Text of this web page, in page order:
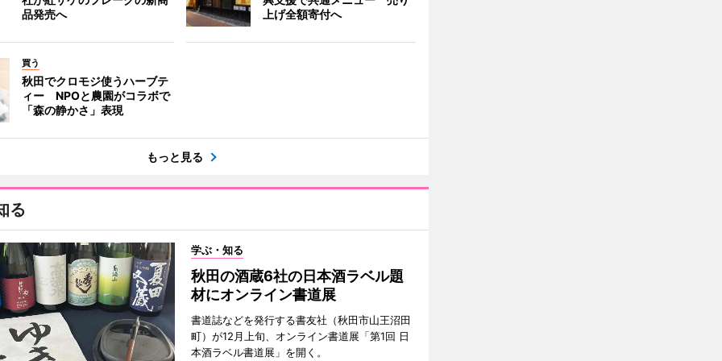
品発売へ
上げ全額寄付へ
買う
秋田でクロモジ使うハーブテ
ィー NPOと農園がコラボで
「森の静かさ」表現
もっと見る
る
学ぶ・知る
秋田の酒蔵6社の日本酒ラベル題
材にオンライン書道展
書道誌などを発行する書友社（秋田市山王沼田
町）が12月上旬、オンライン書道展「第1回 日
本酒ラベル書道展」を開く。